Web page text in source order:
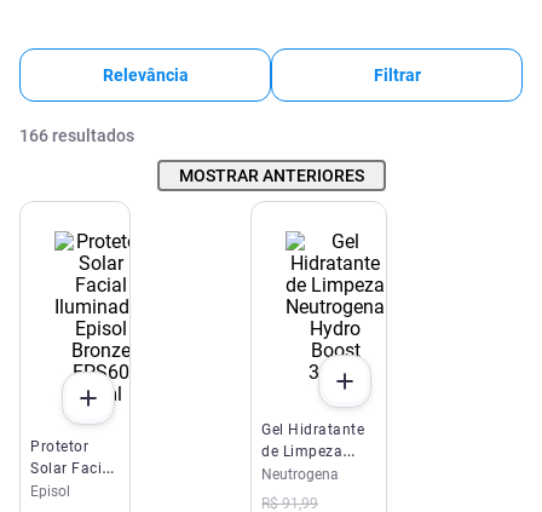
Relevância Filtrar
166 resultados
MOSTRAR ANTERIORES
Protetor
Solar Facial
Iluminador
Episol
Gel Hidratante
de Limpeza
Neutrogena
Hydro Boost
Neutrogena
R$ 91,99